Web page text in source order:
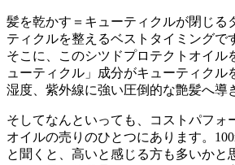
髪を乾かす＝キューティクルが閉じる
ティクルを整えるベストタイミングで
そこに、このシツドプロテクトオイル
ューティクル」成分がキューティクル
湿度、紫外線に強い圧倒的な艶髪へ導
そしてなんといっても、コストパフォ
オイルの売りのひとつにあります。
と聞くと、高いと感じる方も多いかと